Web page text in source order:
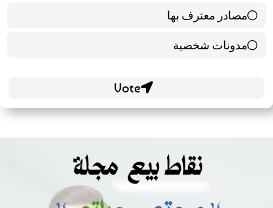
مصادر معترف بها
39 ( 65 % )
مدونات شخصية
21 ( 35 % )